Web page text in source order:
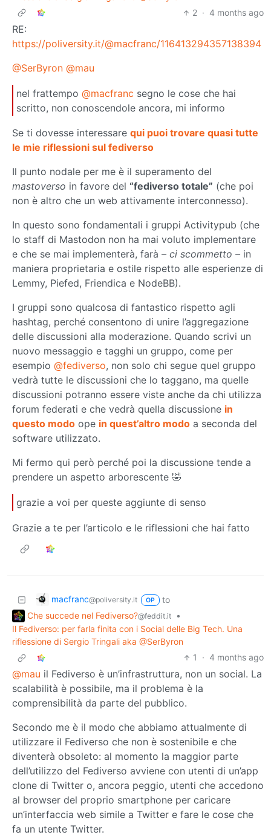
2 · 4 months ago
RE:
https://poliversity.it/@macfranc/116413294357138394
@SerByron @mau
nel frattempo @macfranc segno le cose che hai
scritto, non conoscendole ancora, mi informo
Se ti dovesse interessare qui puoi trovare quasi tutte
le mie riflessioni sul fediverso
Il punto nodale per me è il superamento del
mastoverso in favore del “fediverso totale” (che poi
non è altro che un web attivamente interconnesso).
In questo sono fondamentali i gruppi Activitypub (che
lo staff di Mastodon non ha mai voluto implementare
e che se mai implementerà, farà – ci scommetto – in
maniera proprietaria e ostile rispetto alle esperienze di
Lemmy, Piefed, Friendica e NodeBB).
I gruppi sono qualcosa di fantastico rispetto agli
hashtag, perché consentono di unire l’aggregazione
delle discussioni alla moderazione. Quando scrivi un
nuovo messaggio e tagghi un gruppo, come per
esempio @fediverso, non solo chi segue quel gruppo
vedrà tutte le discussioni che lo taggano, ma quelle
discussioni potranno essere viste anche da chi utilizza
forum federati e che vedrà quella discussione in
questo modo ope in quest’altro modo a seconda del
software utilizzato.
Mi fermo qui però perché poi la discussione tende a
prendere un aspetto arborescente 🤣
grazie a voi per queste aggiunte di senso
Grazie a te per l’articolo e le riflessioni che hai fatto
macfranc@poliversity.it OP
to
Che succede nel Fediverso?@feddit.it
•
Il Fediverso: per farla finita con i Social delle Big Tech. Una
riflessione di Sergio Tringali aka @SerByron
1
· 4 months ago
@mau il Fediverso è un’infrastruttura, non un social. La
scalabilità è possibile, ma il problema è la
comprensibilità da parte del pubblico.
Secondo me è il modo che abbiamo attualmente di
utilizzare il Fediverso che non è sostenibile e che
diventerà obsoleto: al momento la maggior parte
dell’utilizzo del Fediverso avviene con utenti di un’app
clone di Twitter o, ancora peggio, utenti che accedono
al browser del proprio smartphone per caricare
un’interfaccia web simile a Twitter e fare le cose che
fa un utente Twitter.